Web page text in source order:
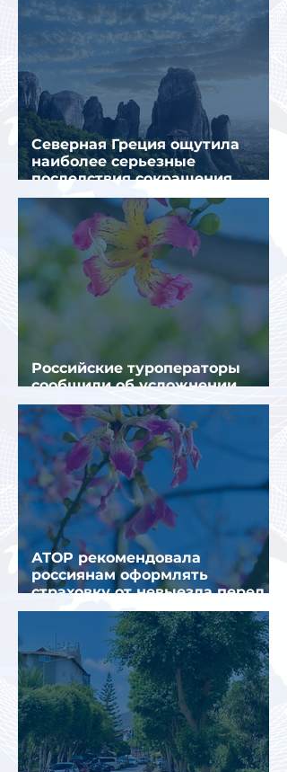
Северная Греция ощутила
наиболее серьезные
последствия сокращения
турпотока из России
Российские туроператоры
сообщили об усложнении
получения виз в Грецию
АТОР рекомендовала
россиянам оформлять
страховку от невыезда перед
поездкой в Грецию